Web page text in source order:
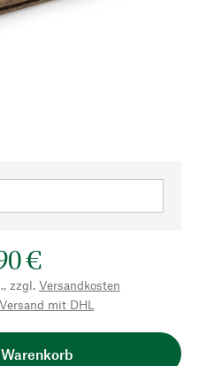
€
zzgl. Versandkosten
mit DHL